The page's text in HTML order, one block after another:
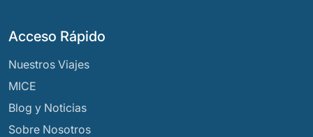
Acceso Rápido
Nuestros Viajes
MICE
Blog y Noticias
Sobre Nosotros